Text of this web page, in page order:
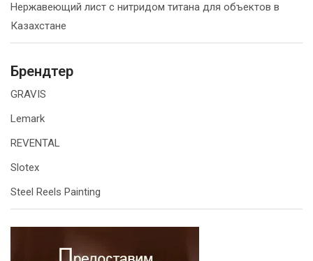
Нержавеющий лист с нитридом титана для объектов в
Казахстане
Брендтер
GRAVIS
Lemark
REVENTAL
Slotex
Steel Reels Painting